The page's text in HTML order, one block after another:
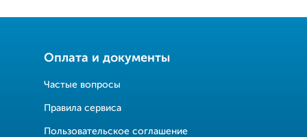
Оплата и документы
Частые вопросы
Правила сервиса
Пользовательское соглашение